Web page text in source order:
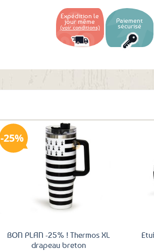
Expédition le
jour même
(voir conditions)
Paiement
sécurisé
25%
BON PLAN -25% ! Thermos XL
drapeau breton